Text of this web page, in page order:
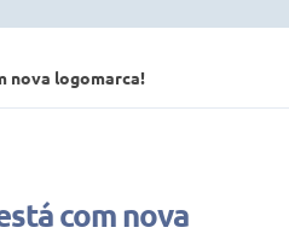
nova logomarca!
com nova